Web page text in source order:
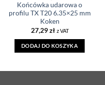
Końcówka udarowa o
profilu TX T20 6.35×25 mm
Koken
27,29zł z VAT
DODAJ DO KOSZYKA